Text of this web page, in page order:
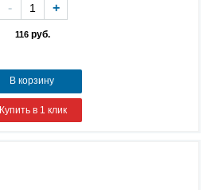
116 руб.
- +
В корзину
Купить в 1 клик